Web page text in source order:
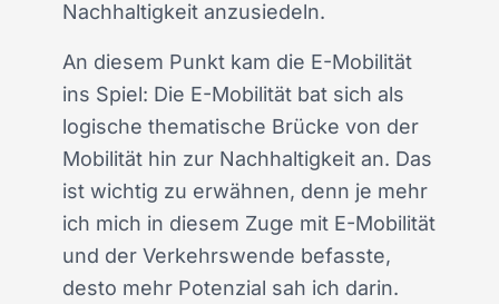
Nachhaltigkeit anzusiedeln.
An diesem Punkt kam die E-Mobilität
ins Spiel: Die E-Mobilität bat sich als
logische thematische Brücke von der
Mobilität hin zur Nachhaltigkeit an. Das
ist wichtig zu erwähnen, denn je mehr
ich mich in diesem Zuge mit E-Mobilität
und der Verkehrswende befasste,
desto mehr Potenzial sah ich darin.